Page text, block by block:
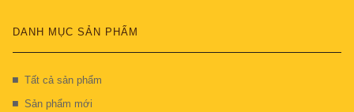
DANH MỤC SẢN PHẨM
Tất cả sản phẩm
Sản phẩm mới